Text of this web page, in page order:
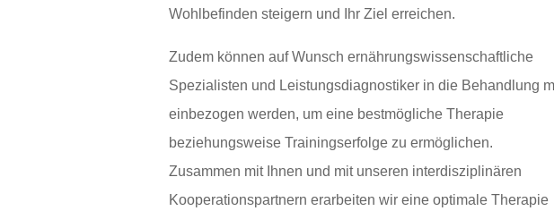
Wohlbefinden steigern und Ihr Ziel erreichen.
Zudem können auf Wunsch ernährungswissenschaftliche
Spezialisten und Leistungsdiagnostiker in die Behandlung
einbezogen werden, um eine bestmögliche Therapie
beziehungsweise Trainingserfolge zu ermöglichen.
Zusammen mit Ihnen und mit unseren interdisziplinären
Kooperationspartnern erarbeiten wir eine optimale Therapie